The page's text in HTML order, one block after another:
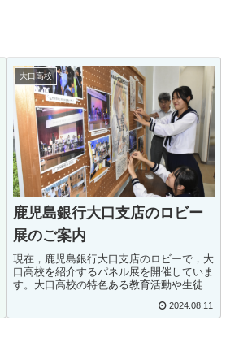
大口高校
鹿児島銀行大口支店のロビー
展のご案内
現在，鹿児島銀行大口支店のロビーで，大
口高校を紹介するパネル展を開催していま
す。大口高校の特色ある教育活動や生徒た
知ってもらうために取り組んでいるところ
2024.08.11